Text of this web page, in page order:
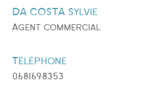
DA COSTA Sylvie
Agent commercial
Téléphone
0681698353